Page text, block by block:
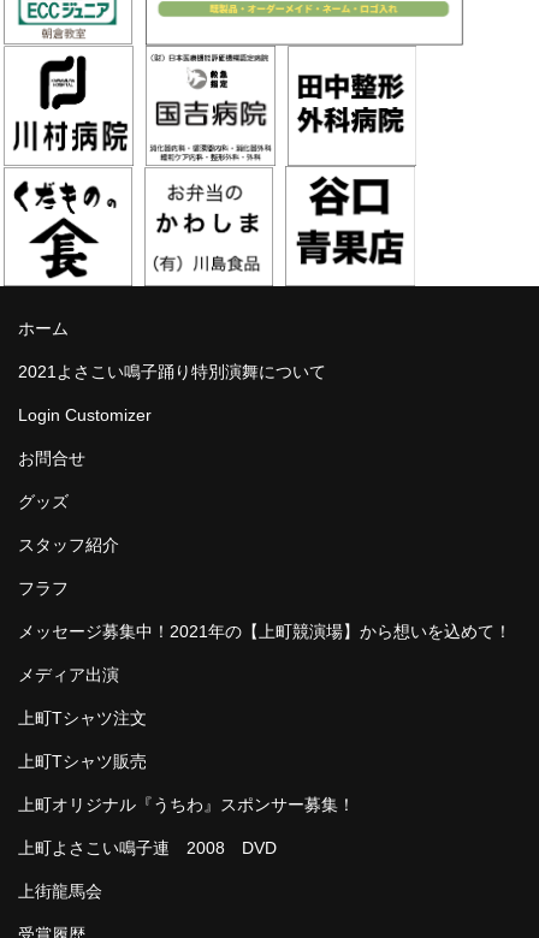
ホーム
2021よさこい鳴子踊り特別演舞について
Login Customizer
お問合せ
グッズ
スタッフ紹介
フラフ
メッセージ募集中！2021年の【上町競演場】から想いを込めて！
メディア出演
上町Tシャツ注文
上町Tシャツ販売
上町オリジナル『うちわ』スポンサー募集！
上町よさこい鳴子連 2008 DVD
上街龍馬会